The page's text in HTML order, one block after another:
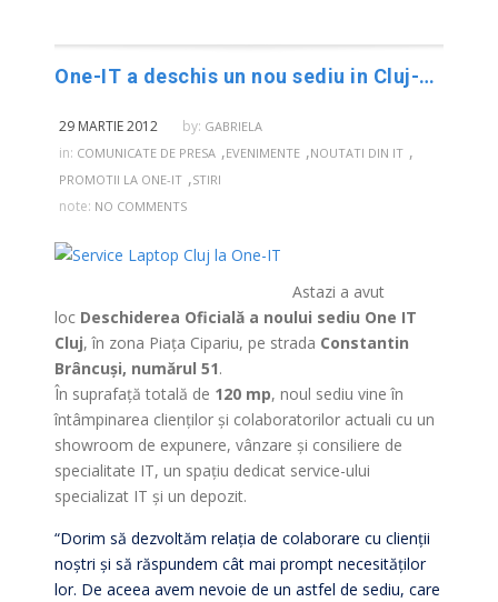
One-IT a deschis un nou sediu in Cluj-Napoca
29 MARTIE 2012 by: GABRIELA
in: COMUNICATE DE PRESA ,EVENIMENTE ,NOUTATI DIN IT ,
PROMOTII LA ONE-IT ,STIRI
note: NO COMMENTS
Astazi a avut
loc Deschiderea Oficială a noului sediu One IT
Cluj, în zona Piața Cipariu, pe strada Constantin
Brâncuși, numărul 51.
În suprafață totală de 120 mp, noul sediu vine în
întâmpinarea clienților și colaboratorilor actuali cu un
showroom de expunere, vânzare și consiliere de
specialitate IT, un spațiu dedicat service-ului
specializat IT și un depozit.
“Dorim să dezvoltăm relația de colaborare cu clienții
noștri și să răspundem cât mai prompt necesităților
lor. De aceea avem nevoie de un astfel de sediu, care